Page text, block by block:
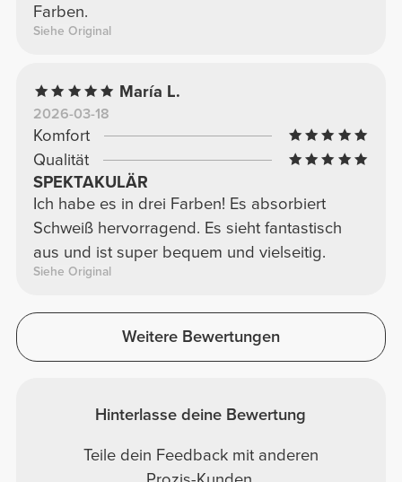
Farben.
Siehe Original
María L.
2026-03-18
Komfort
Qualität
SPEKTAKULÄR
Ich habe es in drei Farben! Es absorbiert
Schweiß hervorragend. Es sieht fantastisch
aus und ist super bequem und vielseitig.
Siehe Original
Weitere Bewertungen
Hinterlasse deine Bewertung
Teile dein Feedback mit anderen